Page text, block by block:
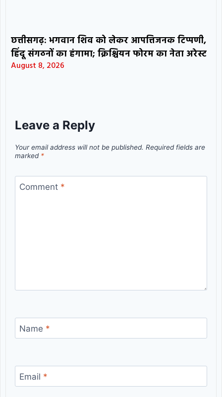
छत्तीसगढ़: भगवान शिव को लेकर आपत्तिजनक टिप्पणी,
हिंदू संगठनों का हंगामा; क्रिश्चियन फोरम का नेता अरेस्ट
August 8, 2026
Leave a Reply
Your email address will not be published. Required fields are
marked *
Comment *
Name *
Email *